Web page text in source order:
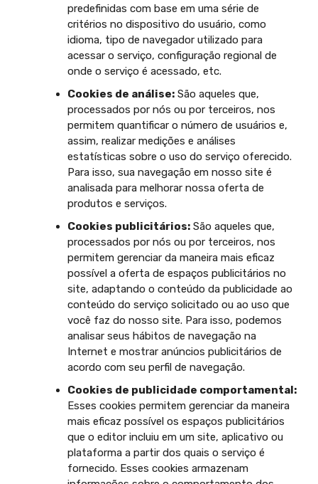
predefinidas com base em uma série de
critérios no dispositivo do usuário, como
idioma, tipo de navegador utilizado para
acessar o serviço, configuração regional de
onde o serviço é acessado, etc.
Cookies de análise: São aqueles que,
processados por nós ou por terceiros, nos
permitem quantificar o número de usuários e,
assim, realizar medições e análises
estatísticas sobre o uso do serviço oferecido.
Para isso, sua navegação em nosso site é
analisada para melhorar nossa oferta de
produtos e serviços.
Cookies publicitários: São aqueles que,
processados por nós ou por terceiros, nos
permitem gerenciar da maneira mais eficaz
possível a oferta de espaços publicitários no
site, adaptando o conteúdo da publicidade ao
conteúdo do serviço solicitado ou ao uso que
você faz do nosso site. Para isso, podemos
analisar seus hábitos de navegação na
Internet e mostrar anúncios publicitários de
acordo com seu perfil de navegação.
Cookies de publicidade comportamental:
Esses cookies permitem gerenciar da maneira
mais eficaz possível os espaços publicitários
que o editor incluiu em um site, aplicativo ou
plataforma a partir dos quais o serviço é
fornecido. Esses cookies armazenam